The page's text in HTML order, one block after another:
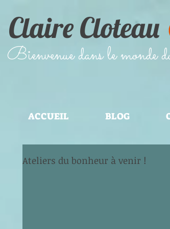
Claire Cloteau
​Bienvenue dans le monde
ACCUEIL BLOG
Ateliers du bonheur à venir !